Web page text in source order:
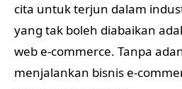
cita untuk terjun dalam
yang tak boleh diabaikan
web e-commerce. Tanpa
menjalankan bisnis e-